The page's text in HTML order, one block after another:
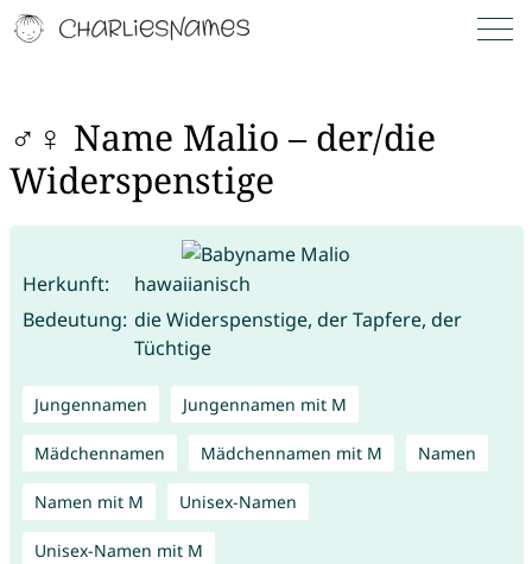
♂♀ Name Malio – der/die
Widerspenstige
Herkunft:
hawaiianisch
Bedeutung: die Widerspenstige, der Tapfere, der
Tüchtige
Jungennamen Jungennamen mit M
Mädchennamen Mädchennamen mit M Namen
Namen mit M Unisex-Namen
Unisex-Namen mit M